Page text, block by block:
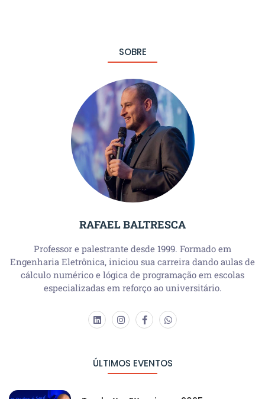
SOBRE
RAFAEL BALTRESCA
Professor e palestrante desde 1999. Formado em
Engenharia Eletrônica, iniciou sua carreira dando aulas de
cálculo numérico e lógica de programação em escolas
especializadas em reforço ao universitário.
ÚLTIMOS EVENTOS